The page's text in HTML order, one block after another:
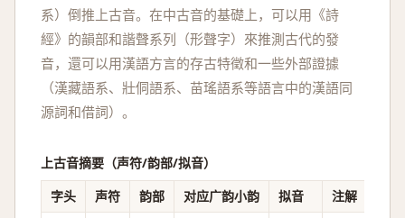
系）倒推上古音。在中古音的基礎上，可以用《詩
經》的韻部和諧聲系列（形聲字）來推測古代的發
音，還可以用漢語方言的存古特徵和一些外部證據
（漢藏語系、壯侗語系、苗瑤語系等語言中的漢語同
源詞和借詞）。
上古音摘要（声符/韵部/拟音）
字头
声符 韵部 对应广韵小韵 拟音 注解